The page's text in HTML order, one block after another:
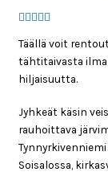
tuotteesta:
5.00/ 5
Täällä voit
tähtitaivasta
hiljaisuutta.
Jyhkeät käsin
rauhoittava
Soisalossa,